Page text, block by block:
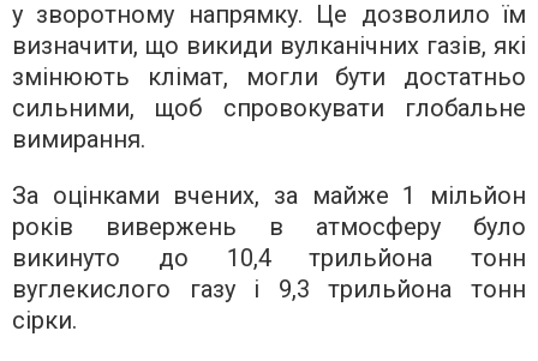
у зворотному напрямку. Це дозволило їм
визначити, що викиди вулканічних газів, які
змінюють клімат, могли бути достатньо
сильними, щоб спровокувати глобальне
вимирання.
За оцінками вчених, за майже 1 мільйон
років вивержень в атмосферу було
викинуто до 10,4 трильйона тонн
вуглекислого газу і 9,3 трильйона тонн
сірки.